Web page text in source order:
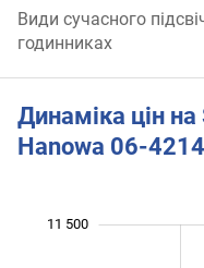
Види сучасного
годинниках
Динаміка цін
Hanowa 06-
11 500